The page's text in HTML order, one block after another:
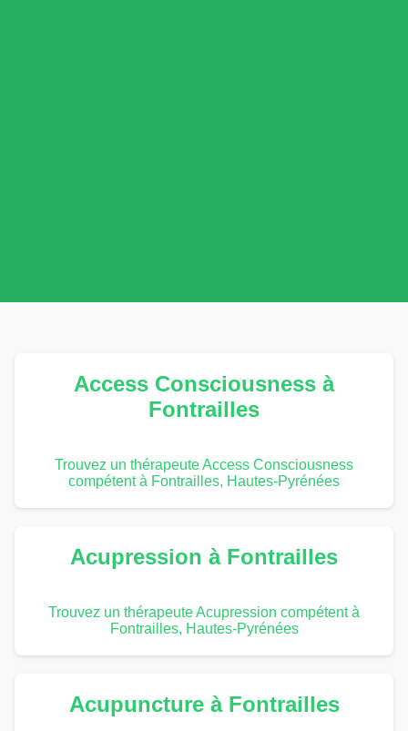
Access Consciousness à
Fontrailles
Trouvez un thérapeute Access Consciousness
compétent à Fontrailles, Hautes-Pyrénées
Acupression à Fontrailles
Trouvez un thérapeute Acupression compétent à
Fontrailles, Hautes-Pyrénées
Acupuncture à Fontrailles